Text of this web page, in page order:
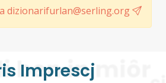
dizionarifurlan@serling.org
Imprescj